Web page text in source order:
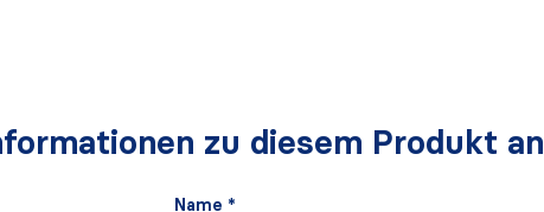
zu diesem Produkt an
Name *